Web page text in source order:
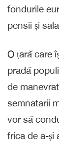
fondurile
pensii și
O țară care
pradă
de
semnatarii
vor să
frica de a-și